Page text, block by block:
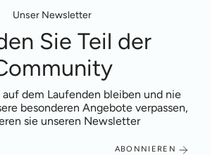
Unser Newsletter
Sie Teil der
dem Laufenden bleiben und nie
besonderen Angebote verpassen,
sie unseren Newsletter
ABONNIEREN